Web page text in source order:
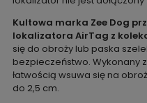
Kultowa marka Zee Dog
lokalizatora AirTag z
się do obroży lub paska
bezpieczeństwo. Wykonany
łatwością wsuwa się na
do 2,5 cm.